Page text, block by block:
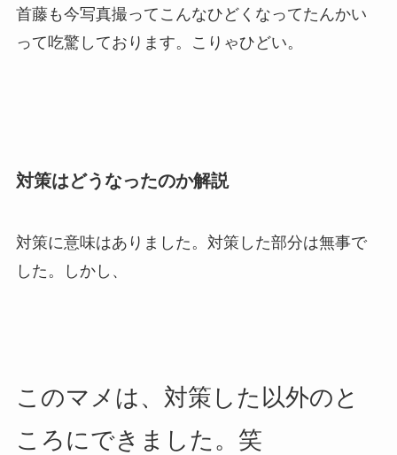
首藤も今写真撮ってこんなひどくなってたんかい
って吃驚しております。こりゃひどい。
対策はどうなったのか解説
対策に意味はありました。対策した部分は無事で
した。しかし、
このマメは、対策した以外のと
ころにできました。笑